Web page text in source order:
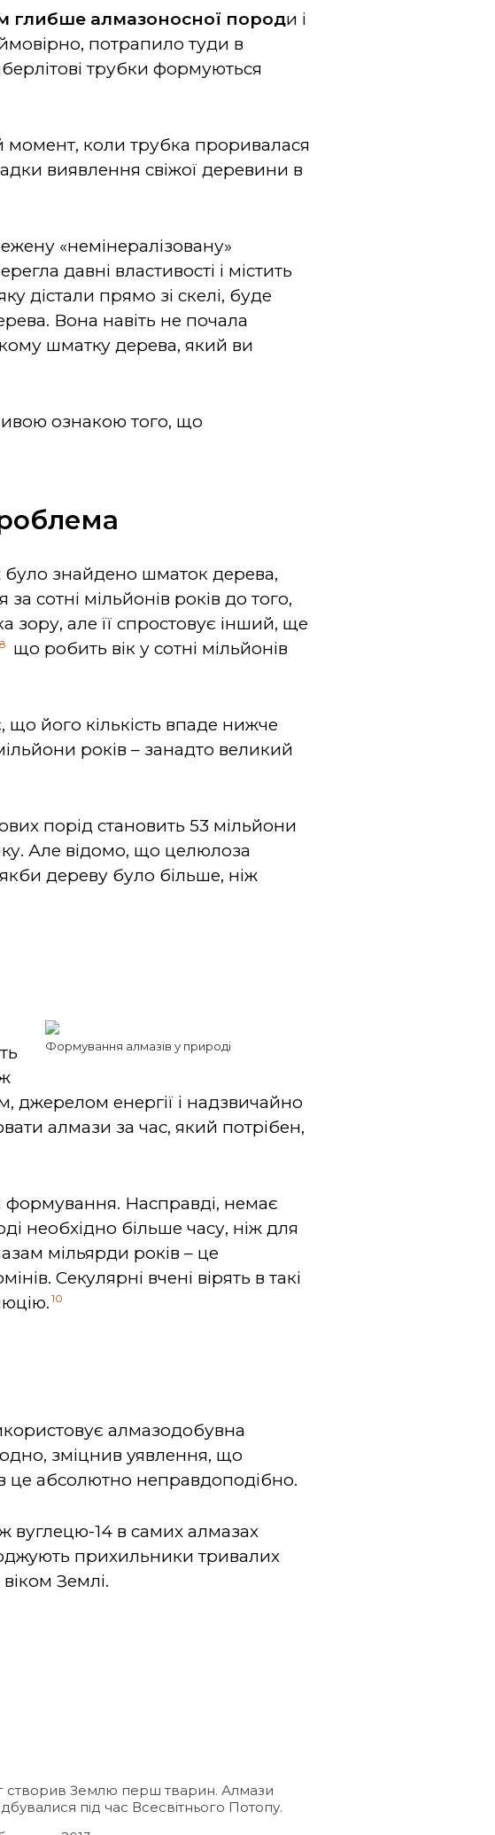
глибше алмазоносної породи і
потрапило туди в
трубки формуються
момент, коли трубка проривалася
виявлення свіжої деревини в
«немінералізовану»
давні властивості і містить
дістали прямо зі скелі, буде
Вона навіть не почала
шматку дерева, який ви
ознакою того, що
було знайдено шматок дерева,
сотні мільйонів років до того,
зору, але її спростовує інший, ще
8
що робить вік у сотні мільйонів
що його кількість впаде нижче
років – занадто великий
порід становить 53 мільйони
Але відомо, що целюлоза
дереву було більше, ніж
Формування алмазів у природі
джерелом енергії і надзвичайно
алмази за час, який потрібен,
формування. Насправді, немає
необхідно більше часу, ніж для
мільярди років – це
Секулярні вчені вірять в такі
10
алмазодобувна
зміцнив уявлення, що
це абсолютно неправдоподібно.
вуглецю-14 в самих алмазах
прихильники тривалих
Землі.
створив Землю перш тварин. Алмази
під час Всесвітнього Потопу.